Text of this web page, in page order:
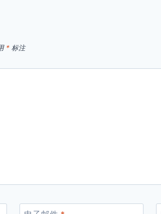
* 标注